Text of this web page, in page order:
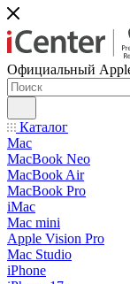
Официальный
Каталог
Mac
MacBook Neo
MacBook Air
MacBook Pro
iMac
Mac mini
Apple Vision Pro
Mac Studio
iPhone